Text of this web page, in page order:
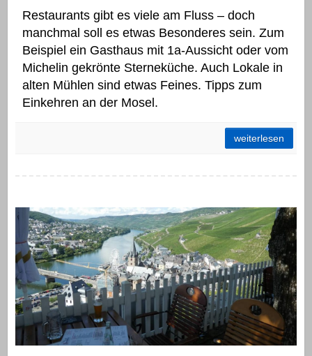
Restaurants gibt es viele am Fluss – doch
manchmal soll es etwas Besonderes sein. Zum
Beispiel ein Gasthaus mit 1a-Aussicht oder vom
Michelin gekrönte Sterneküche. Auch Lokale in
alten Mühlen sind etwas Feines. Tipps zum
Einkehren an der Mosel.
weiterlesen